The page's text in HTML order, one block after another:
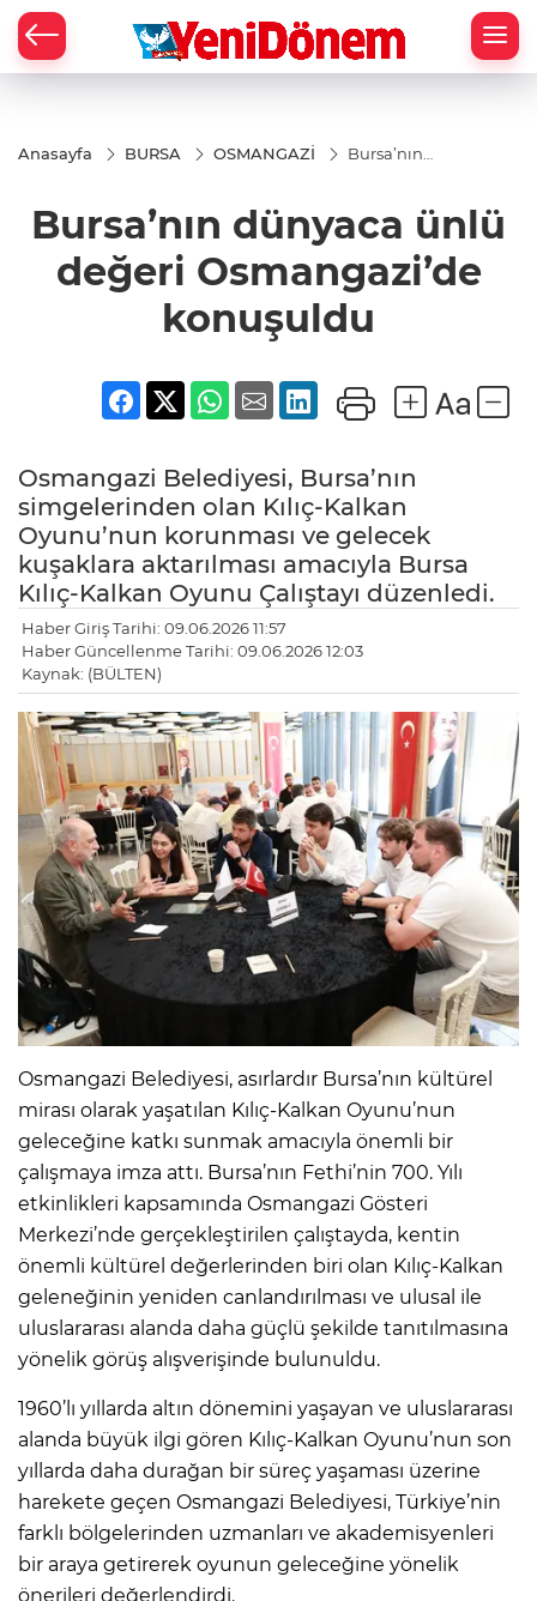
Anasayfa BURSA OSMANGAZİ
Bursa’nın
Osmangazi’de
konuşuldu
Bursa’nın dünyaca ünlü
değeri Osmangazi’de
konuşuldu
Osmangazi Belediyesi, Bursa’nın
simgelerinden olan Kılıç-Kalkan
Oyunu’nun korunması ve gelecek
kuşaklara aktarılması amacıyla Bursa
Kılıç-Kalkan Oyunu Çalıştayı düzenledi.
Haber Giriş Tarihi: 09.06.2026 11:57
Haber Güncellenme Tarihi: 09.06.2026 12:03
Kaynak: (BÜLTEN)
Osmangazi Belediyesi, asırlardır Bursa’nın kültürel
mirası olarak yaşatılan Kılıç-Kalkan Oyunu’nun
geleceğine katkı sunmak amacıyla önemli bir
çalışmaya imza attı. Bursa’nın Fethi’nin 700. Yılı
etkinlikleri kapsamında Osmangazi Gösteri
Merkezi’nde gerçekleştirilen çalıştayda, kentin
önemli kültürel değerlerinden biri olan Kılıç-Kalkan
geleneğinin yeniden canlandırılması ve ulusal ile
uluslararası alanda daha güçlü şekilde tanıtılmasına
yönelik görüş alışverişinde bulunuldu.
1960’lı yıllarda altın dönemini yaşayan ve uluslararası
alanda büyük ilgi gören Kılıç-Kalkan Oyunu’nun son
yıllarda daha durağan bir süreç yaşaması üzerine
harekete geçen Osmangazi Belediyesi, Türkiye’nin
farklı bölgelerinden uzmanları ve akademisyenleri
bir araya getirerek oyunun geleceğine yönelik
önerileri değerlendirdi.